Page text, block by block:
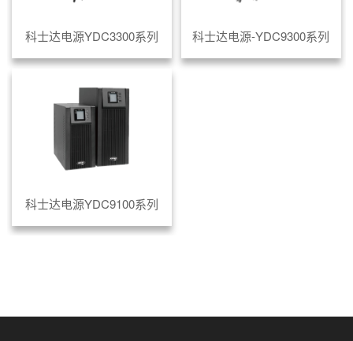
科士达电源YDC3300系列 科士达电源-YDC9300系列
科士达电源YDC9100系列